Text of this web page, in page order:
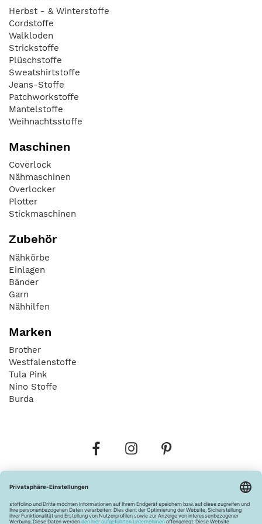
Herbst - & Winterstoffe
Cordstoffe
Walkloden
Strickstoffe
Plüschstoffe
Sweatshirtstoffe
Jeans-Stoffe
Patchworkstoffe
Mantelstoffe
Weihnachtsstoffe
Maschinen
Coverlock
Nähmaschinen
Overlocker
Plotter
Stickmaschinen
Zubehör
Nähkörbe
Einlagen
Bänder
Garn
Nähhilfen
Marken
Brother
Westfalenstoffe
Tula Pink
Nino Stoffe
Burda
Widerrufsbelehrung Vertrag widerrufen